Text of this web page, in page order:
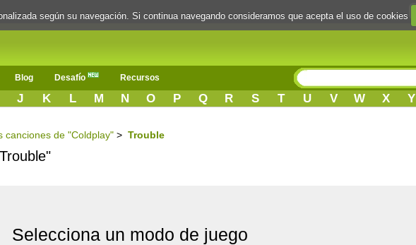
Blog Desafío Recursos
J K L M N O P Q R S T U V W X Y
canciones de "Coldplay" > Trouble
Selecciona un modo de juego
según su navegación. Si continua navegando consideramos que acepta el uso de cookies